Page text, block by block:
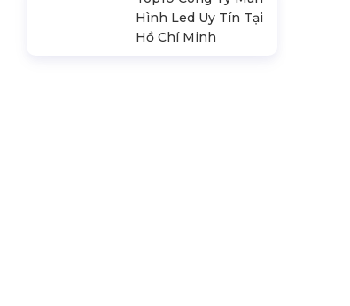
Top10 Công Ty Màn